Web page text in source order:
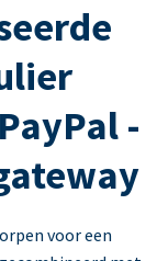
-
voor een